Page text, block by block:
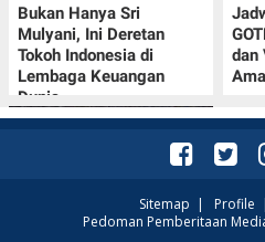
Bukan Hanya Sri
Mulyani, Ini Deretan
Tokoh Indonesia di
Lembaga Keuangan
Dunia
dan
Sitemap | Profile
Pedoman Pemberitaan